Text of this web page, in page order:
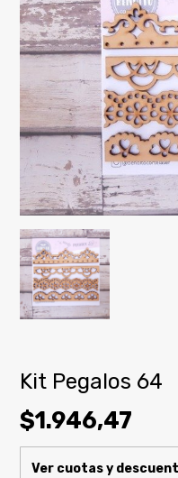
Kit Pegalos 64
$1.946,47
Ver cuotas y